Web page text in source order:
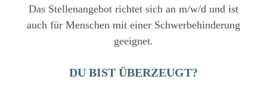
Das Stellenangebot richtet sich an m/w/d und ist
auch für Menschen mit einer Schwerbehinderung
geeignet.
DU BIST ÜBERZEUGT?